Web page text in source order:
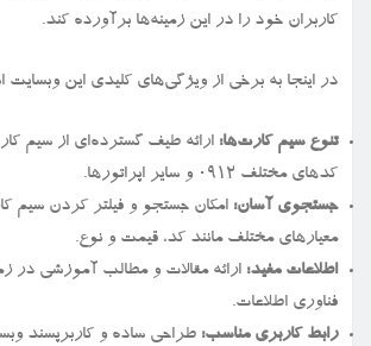
کاربران خود را در این زمینه‌ها برآورده کند.
در اینجا به برخی از ویژگی‌های کلیدی این وبسایت
تنوع سیم کارت‌ها: ارائه طیف گسترده‌ای از سیم
کدهای مختلف ۰۹۱۲ و سایر اپراتورها.
جستجوی آسان: امکان جستجو و فیلتر کردن سیم
معیارهای مختلف مانند کد، قیمت و نوع.
اطلاعات مفید: ارائه مقالات و مطالب آموزشی در
فناوری اطلاعات.
رابط کاربری مناسب: طراحی ساده و کاربرپسند